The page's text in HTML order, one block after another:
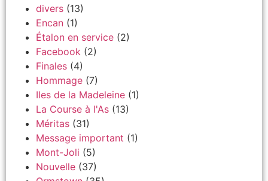
divers (13)
Encan (1)
Étalon en service (2)
Facebook (2)
Finales (4)
Hommage (7)
Iles de la Madeleine (1)
La Course à l'As (13)
Méritas (31)
Message important (1)
Mont-Joli (5)
Nouvelle (37)